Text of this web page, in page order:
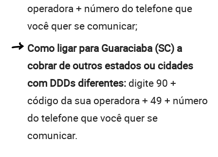
operadora + número do telefone que
você quer se comunicar;
Como ligar para Guaraciaba (SC) a
cobrar de outros estados ou cidades
com DDDs diferentes: digite 90 +
código da sua operadora + 49 + número
do telefone que você quer se
comunicar.